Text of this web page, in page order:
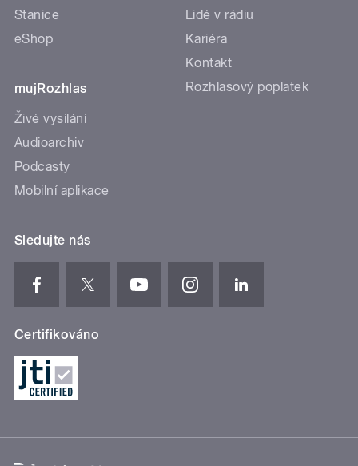
Stanice
eShop
mujRozhlas
Živé vysílání
Audioarchiv
Podcasty
Mobilní aplikace
Lidé v rádiu
Kariéra
Kontakt
Rozhlasový poplatek
Sledujte nás
Certifikováno